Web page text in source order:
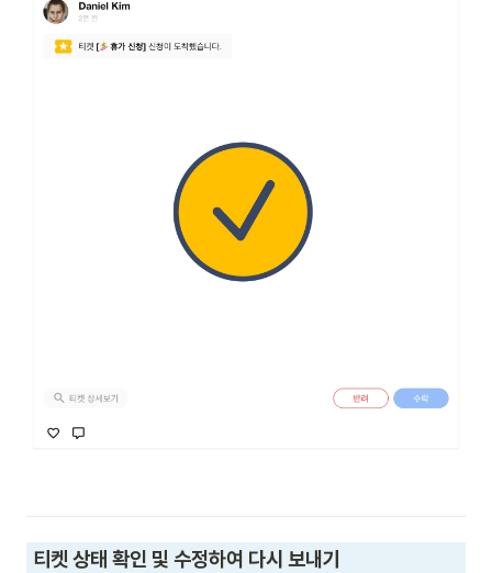
티켓 상태 확인 및 수정하여 다시 보내기